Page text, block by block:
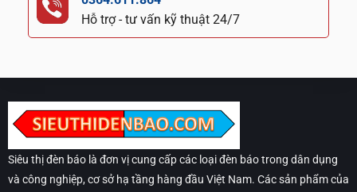
Hỗ trợ - tư vấn kỹ thuật 24/7
Siêu thị đèn báo là đơn vị cung cấp các loại đèn báo trong dân dụng
và công nghiệp, cơ sở hạ tầng hàng đầu Việt Nam. Các sản phẩm của